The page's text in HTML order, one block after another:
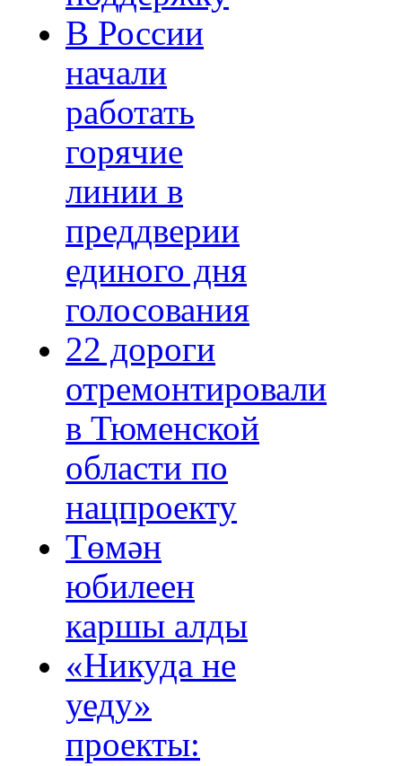
В России
начали
работать
горячие
линии в
преддверии
единого дня
голосования
22 дороги
отремонтировали
в Тюменской
области по
нацпроекту
Төмән
юбилеен
каршы алды
«Никуда не
уеду»
проекты: